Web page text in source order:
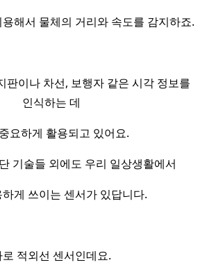
해서 물체의 거리와 속도를 감지하죠.
판이나 차선, 보행자 같은 시각 정보를
인식하는 데
요하게 활용되고 있어요.
기술들 외에도 우리 일상생활에서
게 쓰이는 센서가 있답니다.
로 적외선 센서인데요.